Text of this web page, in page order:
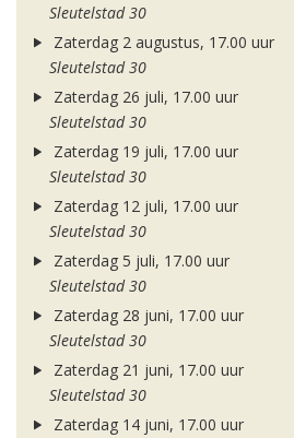
Sleutelstad 30
Zaterdag 2 augustus, 17.00 uur
Sleutelstad 30
Zaterdag 26 juli, 17.00 uur
Sleutelstad 30
Zaterdag 19 juli, 17.00 uur
Sleutelstad 30
Zaterdag 12 juli, 17.00 uur
Sleutelstad 30
Zaterdag 5 juli, 17.00 uur
Sleutelstad 30
Zaterdag 28 juni, 17.00 uur
Sleutelstad 30
Zaterdag 21 juni, 17.00 uur
Sleutelstad 30
Zaterdag 14 juni, 17.00 uur